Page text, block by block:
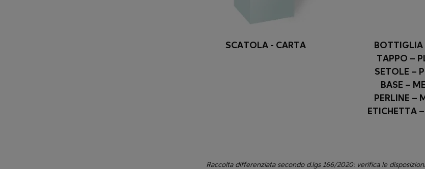
SCATOLA - CARTA
BOTTIGLIA
TAPPO –
SETOLE –
BASE –
PERLINE –
ETICHETTA
Raccolta differenziata secondo d.lgs 166/2020: verifica le